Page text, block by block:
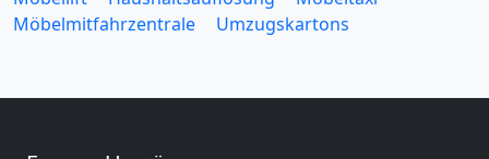
Möbelmitfahrzentrale
Umzugskartons